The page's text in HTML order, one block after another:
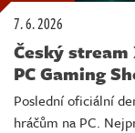
7. 6. 2026
Český stream
PC Gaming
Poslední oficiální
hráčům na PC.